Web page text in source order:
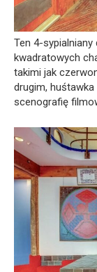
Ten 4-
kwadratowych
takimi jak
drugim,
scenografię